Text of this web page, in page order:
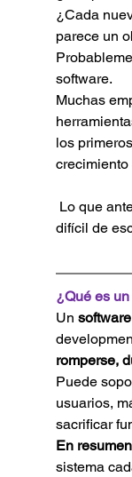
¿Cada
parece un
software.
Muchas
los
crecimiento
difícil de
¿Qué es
Un
romperse,
Puede
usuarios,
sacrificar
En resumen
sistema